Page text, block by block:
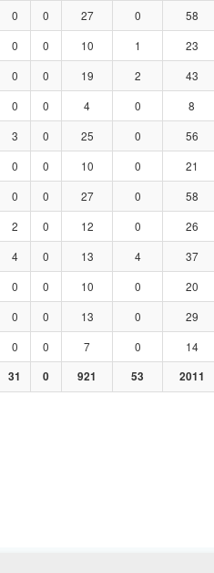
0 0 27 0 58
0 0 10 1 23
0 0 19 2 43
0 0 4 0 8
3 0 25 0 56
0 0 10 0 21
0 0 27 0 58
2 0 12 0 26
4 0 13 4 37
0 0 10 0 20
0 0 13 0 29
0 0 7 0 14
31 0 921 53 2011